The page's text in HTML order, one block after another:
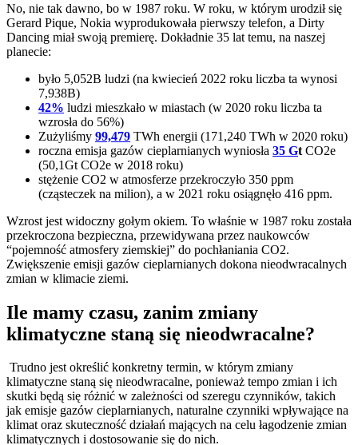
No, nie tak dawno, bo w 1987 roku. W roku, w którym urodził się
Gerard Pique, Nokia wyprodukowała pierwszy telefon, a Dirty
Dancing miał swoją premierę. Dokładnie 35 lat temu, na naszej
planecie:
było 5,052B ludzi (na kwiecień 2022 roku liczba ta wynosi
7,938B)
42% ludzi mieszkało w miastach (w 2020 roku liczba ta
wzrosła do 56%)
Zużyliśmy 99,479 TWh energii (171,240 TWh w 2020 roku)
roczna emisja gazów cieplarnianych wyniosła 35 Gt CO2e
(50,1Gt CO2e w 2018 roku)
stężenie CO2 w atmosferze przekroczyło 350 ppm
(cząsteczek na milion), a w 2021 roku osiągnęło 416 ppm.
Wzrost jest widoczny gołym okiem. To właśnie w 1987 roku została
przekroczona bezpieczna, przewidywana przez naukowców
“pojemność atmosfery ziemskiej” do pochłaniania CO2.
Zwiększenie emisji gazów cieplarnianych dokona nieodwracalnych
zmian w klimacie ziemi.
Ile mamy czasu, zanim zmiany
klimatyczne staną się nieodwracalne?
Trudno jest określić konkretny termin, w którym zmiany
klimatyczne staną się nieodwracalne, ponieważ tempo zmian i ich
skutki będą się różnić w zależności od szeregu czynników, takich
jak emisje gazów cieplarnianych, naturalne czynniki wpływające na
klimat oraz skuteczność działań mających na celu łagodzenie zmian
klimatycznych i dostosowanie się do nich.